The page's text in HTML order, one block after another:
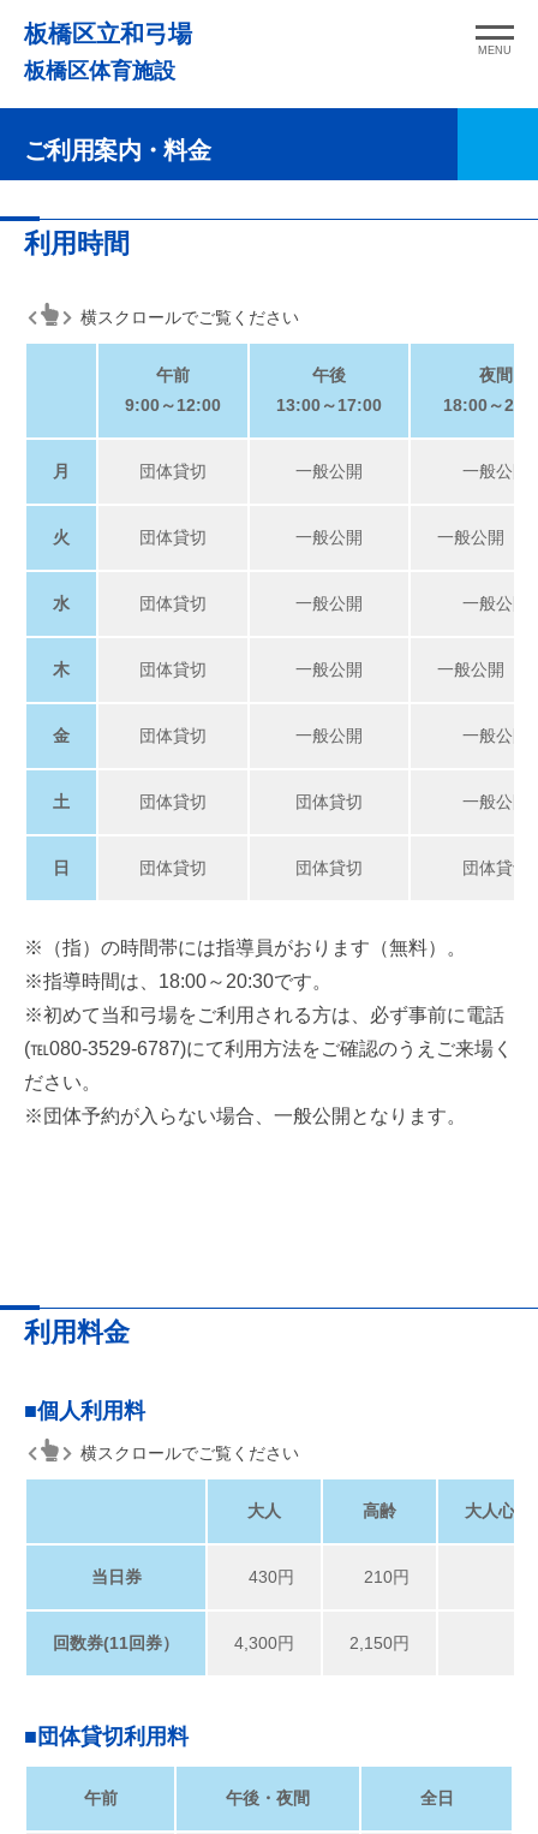
へ
ス
板橋区立和弓場
板橋区体育施設
MENU
ご利用案内・料金
ご
用
料
28
Web
事
局
利用時間
横スクロールでご覧ください
午前
9:00～12:00
午後
13:00～17:00
夜間
18:00～
月 団体貸切 一般公開 一般公開
火 団体貸切 一般公開 一般公開（
水 団体貸切 一般公開 一般公開
木 団体貸切 一般公開 一般公開（
金 団体貸切 一般公開 一般公開
土 団体貸切 団体貸切 一般公開
日 団体貸切 団体貸切 団体貸切
※（指）の時間帯には指導員がおります（無料）。
※指導時間は、18:00～20:30です。
※初めて当和弓場をご利用される方は、必ず事前に電話
(℡080-3529-6787)にて利用方法をご確認のうえご来場く
ださい。
※団体予約が入らない場合、一般公開となります。
利用料金
■個人利用料
横スクロールでご覧ください
大人 高齢 大人心身
当日券 430円 210円
回数券(11回券） 4,300円 2,150円
■ 団体貸切利用料
午前 午後・夜間 全日